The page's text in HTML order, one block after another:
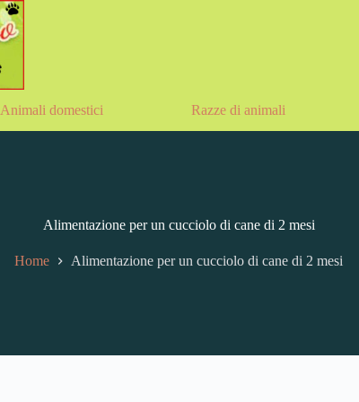
Animali domestici Razze di animali
Alimentazione per un cucciolo di cane di 2 mesi
Home Alimentazione per un cucciolo di cane di 2 mesi